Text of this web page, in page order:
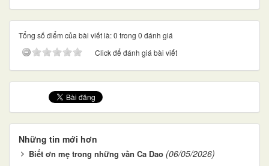
Tổng số điểm của bài viết là: 0 trong 0 đánh giá
Click để đánh giá bài viết
Những tin mới hơn
Biết ơn mẹ trong những vần Ca Dao (06/05/2026)